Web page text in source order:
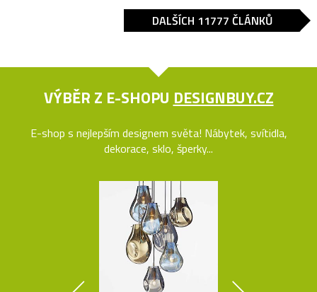
DALŠÍCH 11777 ČLÁNKŮ
VÝBĚR Z E-SHOPU DESIGNBUY.CZ
E-shop s nejlepším designem světa! Nábytek, svítidla,
dekorace, sklo, šperky...